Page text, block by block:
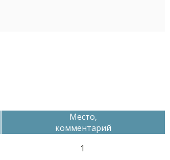
Место,
комментарий
1